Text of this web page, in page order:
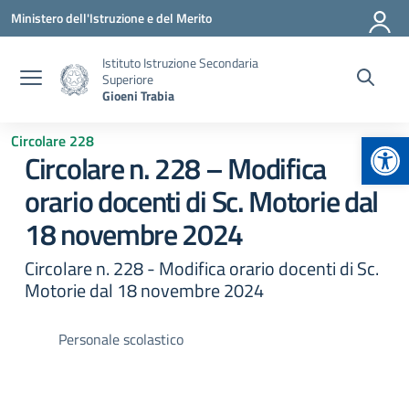
Vai ai contenuti
Vai al menu di navigazione
Vai al footer
Ministero dell'Istruzione e del Merito
Istituto Istruzione Secondaria
Superiore
Gioeni Trabia
Circolare 228
Circolare n. 228 – Modifica
orario docenti di Sc. Motorie dal
18 novembre 2024
Circolare n. 228 - Modifica orario docenti di Sc.
Motorie dal 18 novembre 2024
Personale scolastico